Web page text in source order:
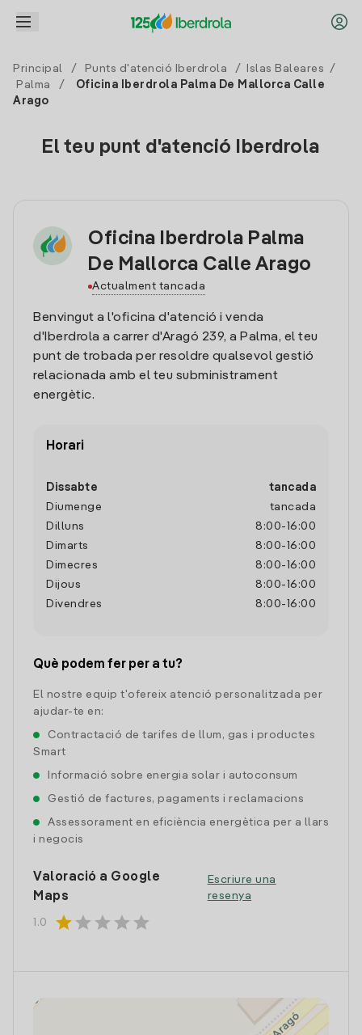
Principal / Punts d'atenció Iberdrola / Islas Baleares
/
Palma
/
Oficina Iberdrola Palma De Mallorca Calle
Arago
El teu punt d'atenció Iberdrola
Oficina Iberdrola Palma
De Mallorca Calle Arago
Actualment tancada
Benvingut a l'oficina d'atenció i venda
d'Iberdrola a carrer d'Aragó 239, a Palma, el teu
punt de trobada per resoldre qualsevol gestió
relacionada amb el teu subministrament
energètic.
Horari
Dissabte
tancada
Diumenge
tancada
Dilluns
8:00- 16:00
Dimarts
8:00- 16:00
Dimecres
8:00- 16:00
Dijous
8:00- 16:00
Divendres
8:00- 16:00
Què podem fer per a tu?
El nostre equip t'ofereix atenció personalitzada per
ajudar-te en:
Contractació de tarifes de llum, gas i productes
Smart
Informació sobre energia solar i autoconsum
Gestió de factures, pagaments i reclamacions
Assessorament en eficiència energètica per a llars
i negocis
Valoració a Google
Maps
1.0 star star star star star
Escriure una
resenya